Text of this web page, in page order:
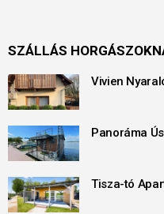
SZÁLLÁS
Vivien
Panoráma
Tisza-tó